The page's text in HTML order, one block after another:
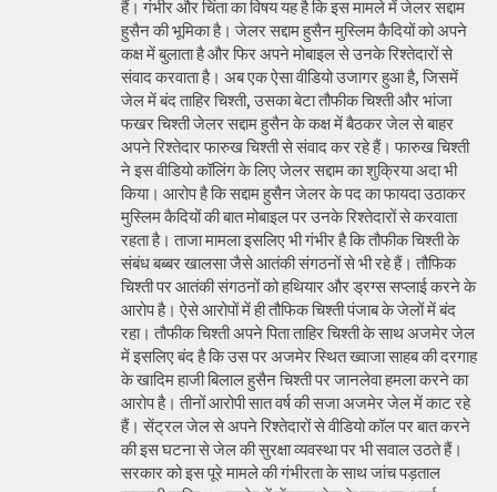
हैं। गंभीर और चिंता का विषय यह है कि इस मामले में जेलर सद्दाम
हुसैन की भूमिका है। जेलर सद्दाम हुसैन मुस्लिम कैदियों को अपने
कक्ष में बुलाता है और फिर अपने मोबाइल से उनके रिश्तेदारों से
संवाद करवाता है। अब एक ऐसा वीडियो उजागर हुआ है, जिसमें
जेल में बंद ताहिर चिश्ती, उसका बेटा तौफीक चिश्ती और भांजा
फखर चिश्ती जेलर सद्दाम हुसैन के कक्ष में बैठकर जेल से बाहर
अपने रिश्तेदार फारुख चिश्ती से संवाद कर रहे हैं। फारुख चिश्ती
ने इस वीडियो कॉलिंग के लिए जेलर सद्दाम का शुक्रिया अदा भी
किया। आरोप है कि सद्दाम हुसैन जेलर के पद का फायदा उठाकर
मुस्लिम कैदियों की बात मोबाइल पर उनके रिश्तेदारों से करवाता
रहता है। ताजा मामला इसलिए भी गंभीर है कि तौफीक चिश्ती के
संबंध बब्बर खालसा जैसे आतंकी संगठनों से भी रहे हैं। तौफिक
चिश्ती पर आतंकी संगठनों को हथियार और ड्रग्स सप्लाई करने के
आरोप है। ऐसे आरोपों में ही तौफिक चिश्ती पंजाब के जेलों में बंद
रहा। तौफीक चिश्ती अपने पिता ताहिर चिश्ती के साथ अजमेर जेल
में इसलिए बंद है कि उस पर अजमेर स्थित ख्वाजा साहब की दरगाह
के खादिम हाजी बिलाल हुसैन चिश्ती पर जानलेवा हमला करने का
आरोप है। तीनों आरोपी सात वर्ष की सजा अजमेर जेल में काट रहे
हैं। सेंट्रल जेल से अपने रिश्तेदारों से वीडियो कॉल पर बात करने
की इस घटना से जेल की सुरक्षा व्यवस्था पर भी सवाल उठते हैं।
सरकार को इस पूरे मामले की गंभीरता के साथ जांच पड़ताल